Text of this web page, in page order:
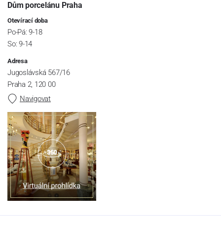
Dům porcelánu Praha
Otevírací doba
Po-Pá: 9-18
So: 9-14
Adresa
Jugoslávská 567/16
Praha 2, 120 00
Navigovat